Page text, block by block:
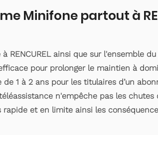
Minifone partout à
RENCUREL ainsi que sur l'ensemble
pour prolonger le maintien à
1 à 2 ans pour les titulaires d’un
n'empêche pas les chutes
et en limite ainsi les